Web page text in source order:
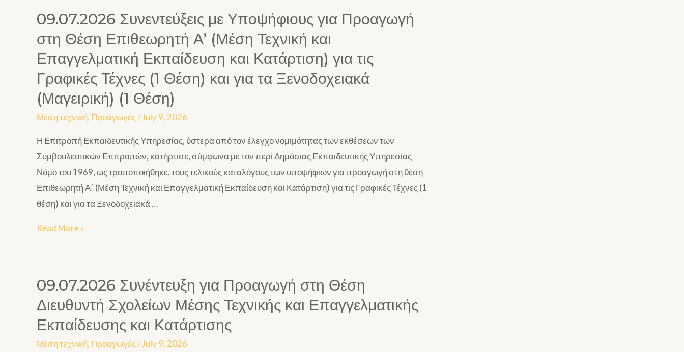
09.07.2026 Συνεντεύξεις με Υποψήφιους για Προαγωγή
στη Θέση Επιθεωρητή Α’ (Μέση Τεχνική και
Επαγγελματική Εκπαίδευση και Κατάρτιση) για τις
Γραφικές Τέχνες (1 Θέση) και για τα Ξενοδοχειακά
(Μαγειρική) (1 Θέση)
Μέση τεχνική, Προαγωγές/July 9, 2026
Η Επιτροπή Εκπαιδευτικής Υπηρεσίας, ύστερα από τον έλεγχο νομιμότητας των εκθέσεων των
Συμβουλευτικών Επιτροπών, κατήρτισε, σύμφωνα με τον περί Δημόσιας Εκπαιδευτικής Υπηρεσίας
Νόμο του 1969, ως τροποποιήθηκε, τους τελικούς καταλόγους των υποψήφιων για προαγωγή στη θέση
Επιθεωρητή Α΄ (Μέση Τεχνική και Επαγγελματική Εκπαίδευση και Κατάρτιση) για τις Γραφικές Τέχνες (1
θέση) και για τα Ξενοδοχειακά …
Read More »
09.07.2026 Συνέντευξη για Προαγωγή στη Θέση
Διευθυντή Σχολείων Μέσης Τεχνικής και Επαγγελματικής
Εκπαίδευσης και Κατάρτισης
Μέση τεχνική, Προαγωγές/July 9, 2026